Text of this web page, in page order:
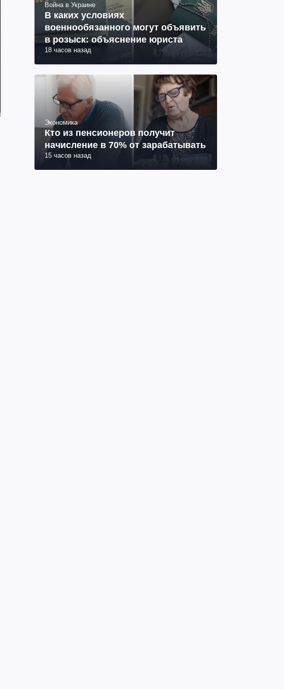
Война в Украине
В каких условиях
военнообязанного могут объявить
в розыск: объяснение юриста
18 часов назад
Экономика
Кто из пенсионеров получит
начисление в 70% от зарабатывать
15 часов назад